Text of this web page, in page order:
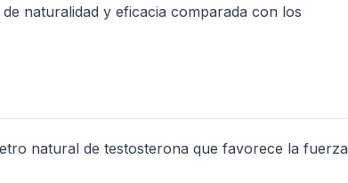
naturalidad y eficacia comparada con los
natural de testosterona que favorece la fuerza